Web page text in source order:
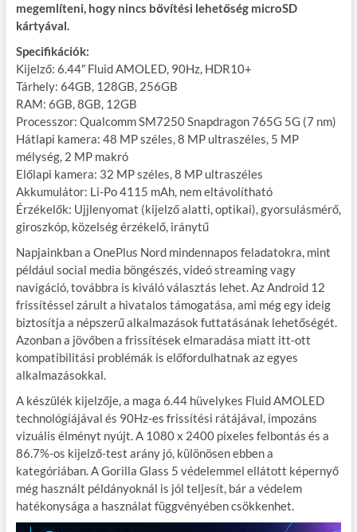
megemlíteni, hogy nincs bővítési lehetőség microSD
kártyával.
Specifikációk:
Kijelző: 6.44″ Fluid AMOLED, 90Hz, HDR10+
Tárhely: 64GB, 128GB, 256GB
RAM: 6GB, 8GB, 12GB
Processzor: Qualcomm SM7250 Snapdragon 765G 5G (7 nm)
Hátlapi kamera: 48 MP széles, 8 MP ultraszéles, 5 MP
mélység, 2 MP makró
Előlapi kamera: 32 MP széles, 8 MP ultraszéles
Akkumulátor: Li-Po 4115 mAh, nem eltávolítható
Érzékelők: Ujjlenyomat (kijelző alatti, optikai), gyorsulásmérő,
giroszkóp, közelség érzékelő, iránytű
Napjainkban a OnePlus Nord mindennapos feladatokra, mint
például social media böngészés, videó streaming vagy
navigáció, továbbra is kiváló választás lehet. Az Android 12
frissítéssel zárult a hivatalos támogatása, ami még egy ideig
biztosítja a népszerű alkalmazások futtatásának lehetőségét.
Azonban a jövőben a frissítések elmaradása miatt itt-ott
kompatibilitási problémák is előfordulhatnak az egyes
alkalmazásokkal.
A készülék kijelzője, a maga 6.44 hüvelykes Fluid AMOLED
technológiájával és 90Hz-es frissítési rátájával, impozáns
vizuális élményt nyújt. A 1080 x 2400 pixeles felbontás és a
86.7%-os kijelző-test arány jó, különösen ebben a
kategóriában. A Gorilla Glass 5 védelemmel ellátott képernyő
még használt példányoknál is jól teljesít, bár a védelem
hatékonysága a használat függvényében csökkenhet.